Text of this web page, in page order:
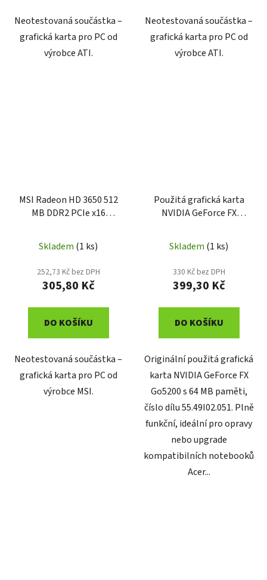
Neotestovaná součástka –
grafická karta pro PC od
výrobce ATI.
Neotestovaná součástka –
grafická karta pro PC od
výrobce ATI.
MSI Radeon HD 3650 512
MB DDR2 PCIe x16
Skladem (1 ks)
252,73 Kč bez DPH
305,80 Kč
DO KOŠÍKU
Neotestovaná součástka –
grafická karta pro PC od
výrobce MSI.
Použitá grafická karta
NVIDIA GeForce FX
55.49I02.051
Skladem (1 ks)
330 Kč bez DPH
399,30 Kč
DO KOŠÍKU
Originální použitá grafická
karta NVIDIA GeForce FX
Go5200 s 64 MB paměti,
číslo dílu 55.49I02.051. Plně
funkční, ideální pro opravy
nebo upgrade
kompatibilních notebooků
Acer...